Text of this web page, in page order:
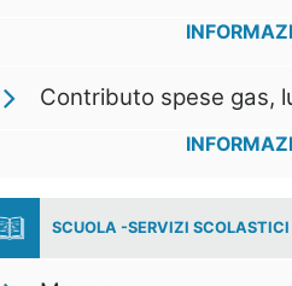
Contributo spese gas,
SCUOLA -SERVIZI SCOLASTICI